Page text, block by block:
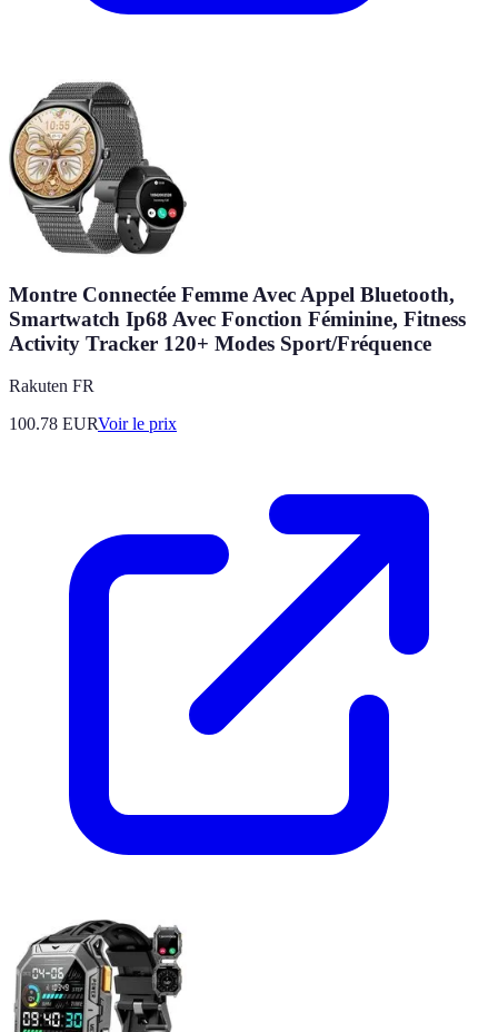
Montre Connectée Femme Avec Appel Bluetooth,
Smartwatch Ip68 Avec Fonction Féminine, Fitness
Activity Tracker 120+ Modes Sport/Fréquence
Rakuten FR
100.78 EURVoir le prix